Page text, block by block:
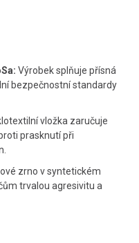
Výrobek splňuje přísná
bezpečnostní standardy
vložka zaručuje
prasknutí při
zrno v syntetickém
trvalou agresivitu a